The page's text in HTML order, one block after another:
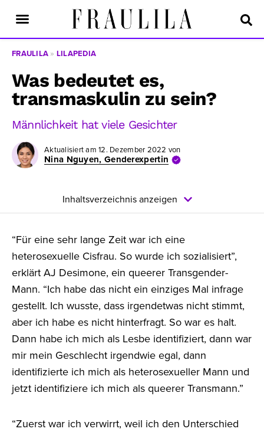
FRAULILA » LILAPEDIA
Was bedeutet es,
transmaskulin zu sein?
Männlichkeit hat viele Gesichter
Aktualisiert am12. Dezember 2022 von
Nina Nguyen, Genderexpertin
Inhaltsverzeichnis anzeigen
“Für eine sehr lange Zeit war ich eine
heterosexuelle Cisfrau. So wurde ich sozialisiert”,
erklärt AJ Desimone, ein queerer Transgender-
Mann. “Ich habe das nicht ein einziges Mal infrage
gestellt. Ich wusste, dass irgendetwas nicht stimmt,
aber ich habe es nicht hinterfragt. So war es halt.
Dann habe ich mich als Lesbe identifiziert, dann war
mir mein Geschlecht irgendwie egal, dann
identifizierte ich mich als heterosexueller Mann und
jetzt identifiziere ich mich als queerer Transmann.”
“Zuerst war ich verwirrt, weil ich den Unterschied